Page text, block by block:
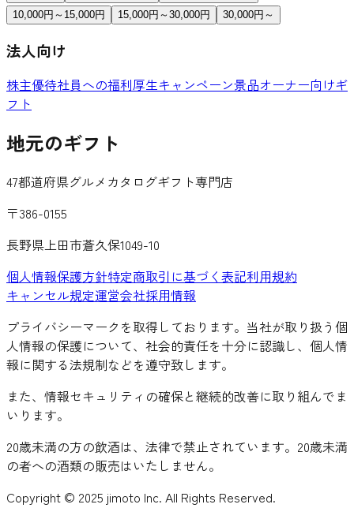
10,000円～15,000円
15,000円～30,000円 30,000円～
法人向け
株主優待社員への福利厚生キャンペーン景品オーナー向けギ
フト
地元のギフト
47都道府県グルメカタログギフト専門店
〒386-0155
長野県上田市蒼久保1049-10
個人情報保護方針特定商取引に基づく表記利用規約
キャンセル規定運営会社採用情報
プライバシーマークを取得しております。当社が取り扱う個
人情報の保護について、社会的責任を十分に認識し、個人情
報に関する法規制などを遵守致します。
また、情報セキュリティの確保と継続的改善に取り組んでま
いります。
20歳未満の方の飲酒は、法律で禁止されています。20歳未満
の者への酒類の販売はいたしません。
Copyright © 2025 jimoto Inc. All Rights Reserved.